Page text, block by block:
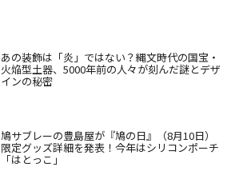
あの装飾は「炎」ではない？縄文時代の国宝・
火焔型土器、5000年前の人々が刻んだ謎とデザ
インの秘密
鳩サブレーの豊島屋が『鳩の日』（8月10日）
限定グッズ詳細を発表！今年はシリコンポーチ
「はとっこ」